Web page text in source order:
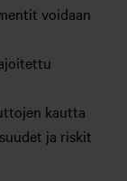
voidaan
kautta
ja riskit